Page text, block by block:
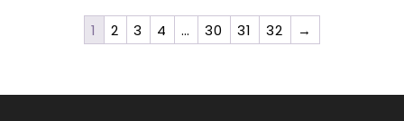
1 2 3 4 … 30 31 32 →